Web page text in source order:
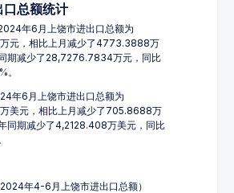
口总额统计
年6月上饶市进出口总额为
元，相比上月减少了4773.3888万
期减少了28,7276.7834万元，同比
。
年6月上饶市进出口总额为
美元，相比上月减少了705.8688万
同期减少了4,2128.408万美元，同比
2024年4-6月上饶市进出口总额）